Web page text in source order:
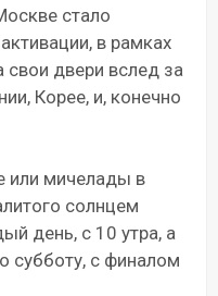
стало
в рамках
двери вслед за
Корее, и, конечно
или мичелады в
солнцем
день, с 10 утра, а
субботу, с финалом